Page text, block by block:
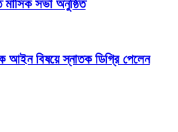
মাসিক সভা অনুষ্ঠিত
আইন বিষয়ে স্নাতক ডিগ্রি পেলেন